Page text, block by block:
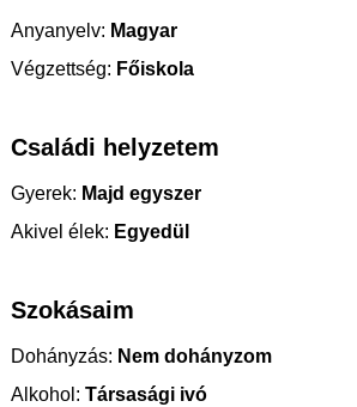
Anyanyelv: Magyar
Végzettség: Főiskola
Családi helyzetem
Gyerek: Majd egyszer
Akivel élek: Egyedül
Szokásaim
Dohányzás: Nem dohányzom
Alkohol: Társasági ivó